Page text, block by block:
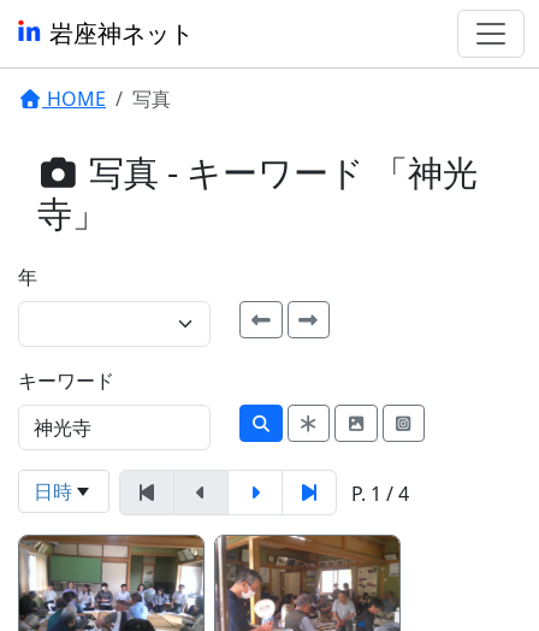
岩座神ネット
HOME 写真
写真 - キーワード 「神光
寺」
年
キーワード
日時 P. 1 / 4